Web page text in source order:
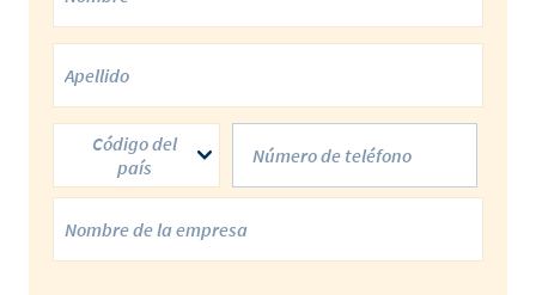
Código del
país